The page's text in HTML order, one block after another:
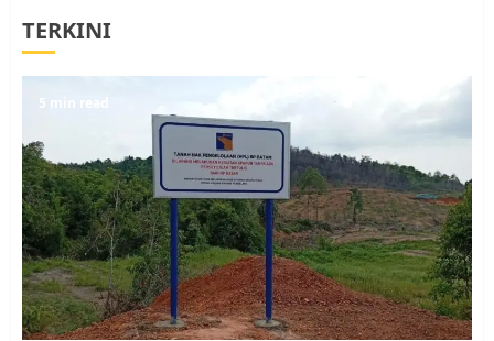
5
1
Pemko Batam Tegaskan RT dan
RW bukan Petugas Pendataan
dan Pemungutan Pajak
AGUSTUS 1, 2026 0
TERKINI
5 min read